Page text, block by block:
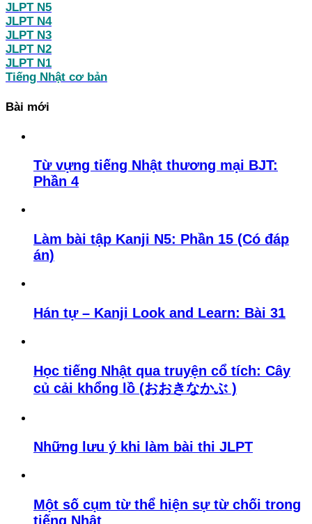
JLPT N5
JLPT N4
JLPT N3
JLPT N2
JLPT N1
Tiếng Nhật cơ bản
Bài mới
Từ vựng tiếng Nhật thương mại BJT:
Phần 4
Làm bài tập Kanji N5: Phần 15 (Có đáp
án)
Hán tự – Kanji Look and Learn: Bài 31
Học tiếng Nhật qua truyện cổ tích: Cây
củ cải khổng lồ (おおきなかぶ )
Những lưu ý khi làm bài thi JLPT
Một số cụm từ thể hiện sự từ chối trong
tiếng Nhật